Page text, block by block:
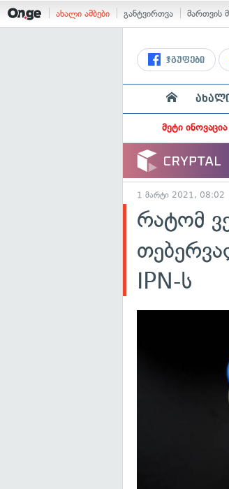
ახალი ამბები განტვირთვა მართვის
ჯგუფები
მეტი ინოვაცია
1 მარტი 2021, 08:02
რატომ
IPN-ს